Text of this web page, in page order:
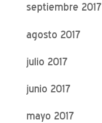
septiembre 2017
agosto 2017
julio 2017
junio 2017
mayo 2017